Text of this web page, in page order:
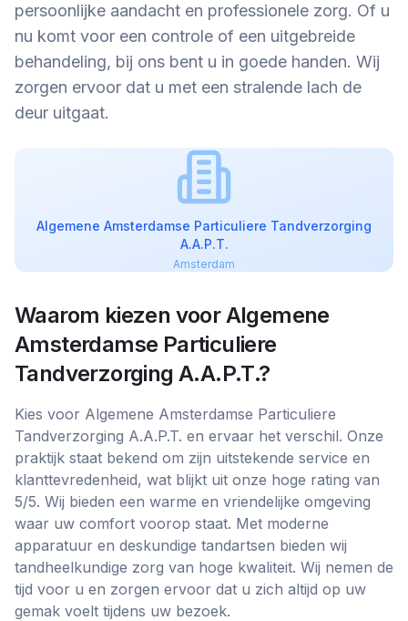
persoonlijke aandacht en professionele zorg. Of u
nu komt voor een controle of een uitgebreide
behandeling, bij ons bent u in goede handen. Wij
zorgen ervoor dat u met een stralende lach de
deur uitgaat.
Algemene Amsterdamse Particuliere Tandverzorging
A.A.P.T.
Amsterdam
Waarom kiezen voorAlgemene
Amsterdamse Particuliere
Tandverzorging A.A.P.T.?
Kies voor Algemene Amsterdamse Particuliere
Tandverzorging A.A.P.T. en ervaar het verschil. Onze
praktijk staat bekend om zijn uitstekende service en
klanttevredenheid, wat blijkt uit onze hoge rating van
5/5. Wij bieden een warme en vriendelijke omgeving
waar uw comfort voorop staat. Met moderne
apparatuur en deskundige tandartsen bieden wij
tandheelkundige zorg van hoge kwaliteit. Wij nemen de
tijd voor u en zorgen ervoor dat u zich altijd op uw
gemak voelt tijdens uw bezoek.